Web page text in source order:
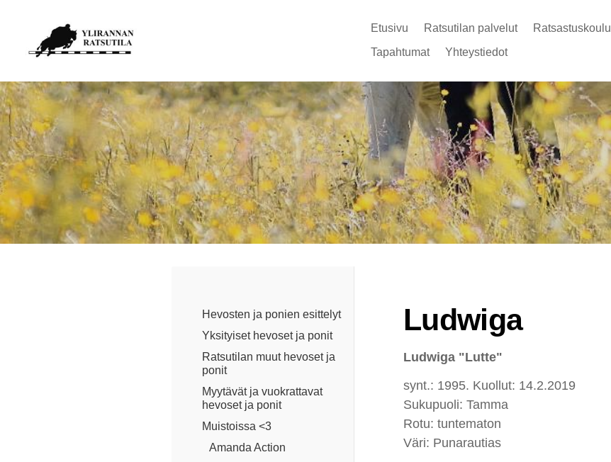
sisältöön
Ylirannan Ratsutila
Etusivu Ratsutilan palvelut Ratsastuskoulu
Tapahtumat
Yhteystiedot
Hevosten ja ponien esittelyt
Yksityiset hevoset ja ponit
Ratsutilan muut hevoset ja
ponit
Myytävät ja vuokrattavat
hevoset ja ponit
Muistoissa <3
Amanda Action
Ludwiga
Ludwiga "Lutte"
synt.: 1995. Kuollut: 14.2.2019
Sukupuoli: Tamma
Rotu: tuntematon
Väri: Punarautias